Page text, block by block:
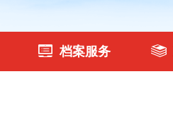
档案服务